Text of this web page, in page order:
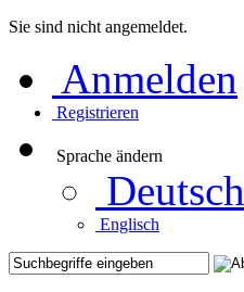
Sie sind nicht angemeldet.
Anmelden
Registrieren
Sprache ändern
Deutsch
Englisch